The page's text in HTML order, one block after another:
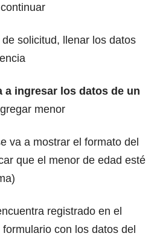
solicitud, llenar los datos
a ingresar los datos de un
menor
va a mostrar el formato del
que el menor de edad esté
registrado en el
con los datos del